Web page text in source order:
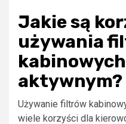
Jakie są
używania
aktywnym?
Używanie filtrów
wiele korzyści dla